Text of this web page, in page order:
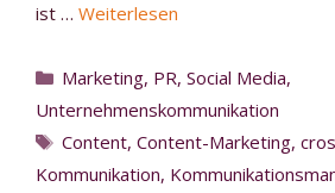
ist … Weiterlesen
Kategorien
Marketing, PR, Social Media,
Unternehmenskommunikation
Schlagwörter
Content, Content-Marketing,
Kommunikation,